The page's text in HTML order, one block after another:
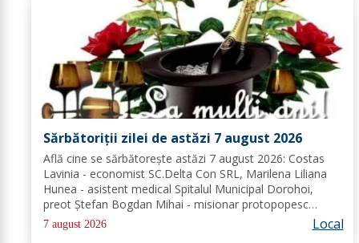
Sărbătoriții zilei de astăzi 7 august 2026
Află cine se sărbătoreşte astăzi 7 august 2026: Costas
Lavinia - economist SC.Delta Con SRL, Marilena Liliana
Hunea - asistent medical Spitalul Municipal Dorohoi,
preot Ștefan Bogdan Mihai - misionar protopopesc
Protopopiatul Dorohoi, Marcela Simona Vieru - profesor
Grup Școlar Alexandru Vlahuță...
7 august 2026 Local